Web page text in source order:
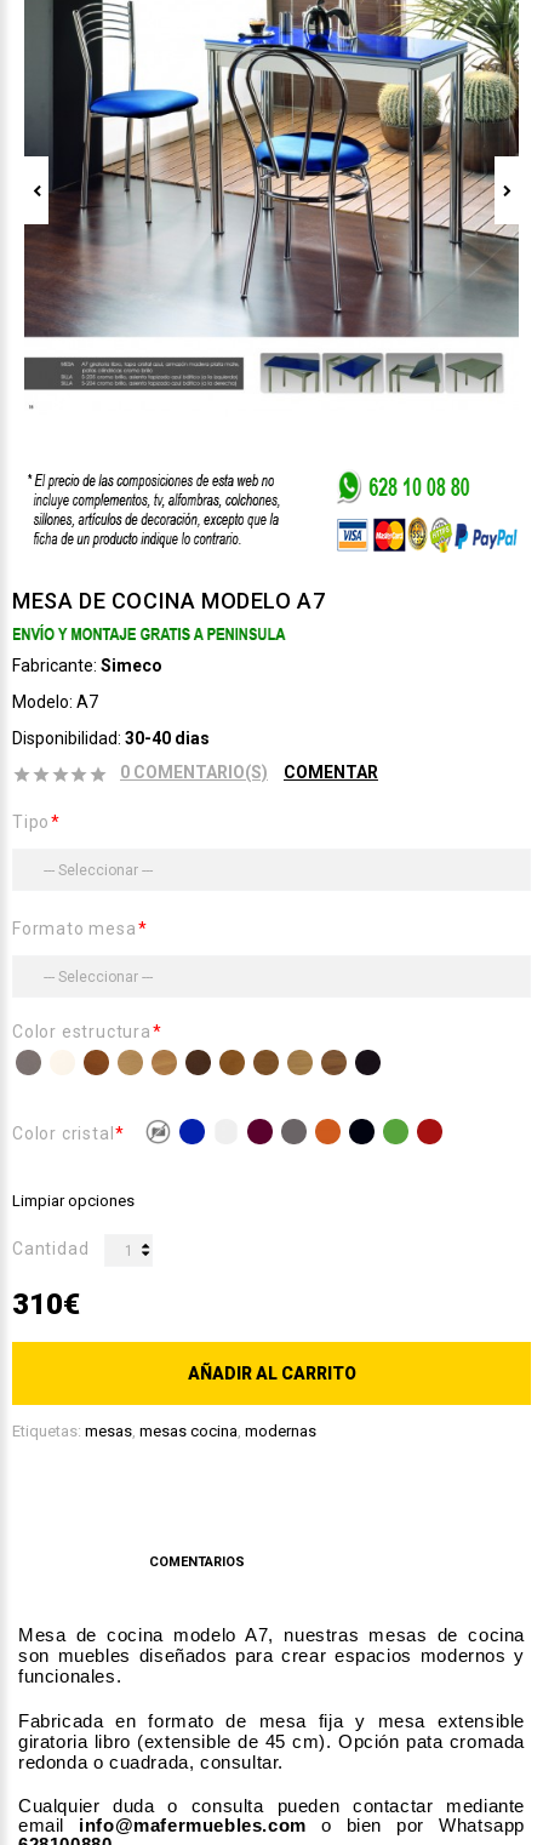
MESA DE COCINA MODELO A7
Fabricante: Simeco
Modelo: A7
Disponibilidad: 30-40 dias
0 COMENTARIO(S)
COMENTAR
Tipo
Formato mesa
Color estructura
Color cristal
Limpiar opciones
Cantidad
310€
AÑADIR AL CARRITO
Etiquetas: mesas mesas cocina modernas
COMENTARIOS
Mesa de cocina modelo A7, nuestras mesas de cocina
son muebles diseñados para crear espacios modernos y
funcionales.
Fabricada en formato de mesa fija y mesa extensible
giratoria libro (extensible de 45 cm). Opción pata cromada
redonda o cuadrada, consultar.
Cualquier duda o consulta pueden contactar mediante
email info@mafermuebles.com o bien por Whatsapp